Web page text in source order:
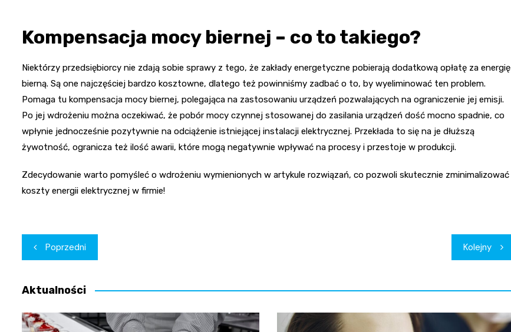
Kompensacja mocy biernej – co to takiego?
Niektórzy przedsiębiorcy nie zdają sobie sprawy z tego, że zakłady energetyczne pobierają dodatkową opłatę za energię
bierną. Są one najczęściej bardzo kosztowne, dlatego też powinniśmy zadbać o to, by wyeliminować ten problem.
Pomaga tu kompensacja mocy biernej, polegająca na zastosowaniu urządzeń pozwalających na ograniczenie jej emisji.
Po jej wdrożeniu można oczekiwać, że pobór mocy czynnej stosowanej do zasilania urządzeń dość mocno spadnie, co
wpłynie jednocześnie pozytywnie na odciążenie istniejącej instalacji elektrycznej. Przekłada to się na je dłuższą
żywotność, ogranicza też ilość awarii, które mogą negatywnie wpływać na procesy i przestoje w produkcji.
Zdecydowanie warto pomyśleć o wdrożeniu wymienionych w artykule rozwiązań, co pozwoli skutecznie zminimalizować
koszty energii elektrycznej w firmie!
Nawigacja
wpisu
Poprzedni Kolejny
Aktualności